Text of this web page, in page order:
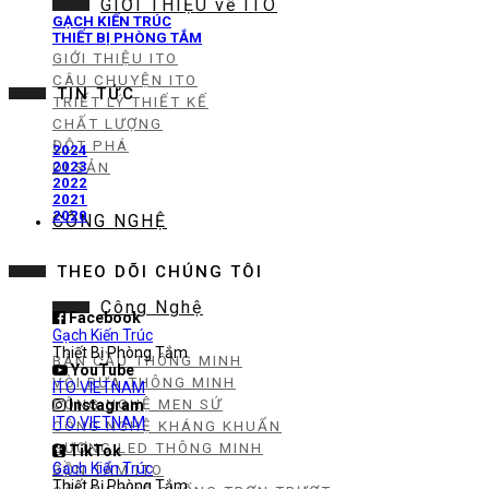
GIỚI THIỆU về ITO
GIỚI THIỆU ITO
CÂU CHUYỆN ITO
TRIẾT LÝ THIẾT KẾ
CHẤT LƯỢNG
ĐỘT PHÁ
DI SẢN
CÔNG NGHỆ
Công Nghệ
BÀN CẦU THÔNG MINH
VÒI RỬA THÔNG MINH
CÔNG NGHỆ MEN SỨ
CÔNG NGHỆ KHÁNG KHUẨN
GƯƠNG LED THÔNG MINH
BỒN TẮM ITO
GẠCH KIẾN TRÚC
THIẾT BỊ PHÒNG TẮM
TIN TỨC
2024
2023
2022
2021
2020
THEO DÕI CHÚNG TÔI
Facebook
Gạch Kiến Trúc
Thiết Bị Phòng Tắm
YouTube
ITO VIETNAM
Instagram
ITO VIETNAM
TikTok
Gạch Kiến Trúc